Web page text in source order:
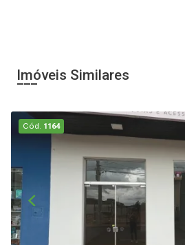
Imóveis Similares
Cód. 1164